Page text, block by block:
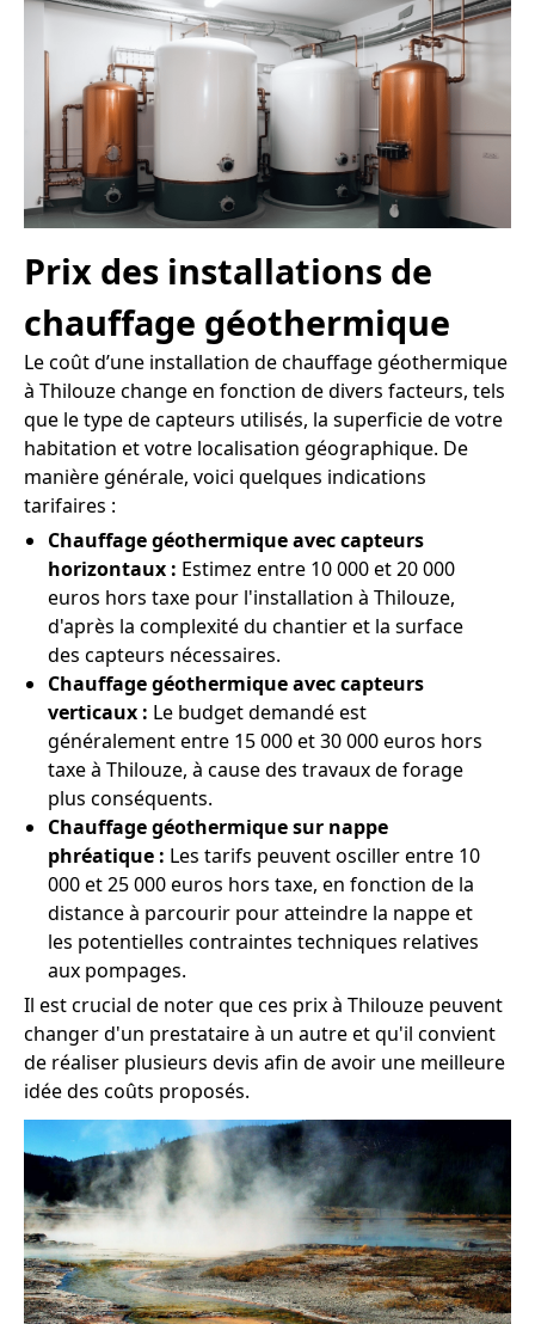
Prix des installations de
chauffage géothermique
Le coût d’une installation de chauffage géothermique
à Thilouze change en fonction de divers facteurs, tels
que le type de capteurs utilisés, la superficie de votre
habitation et votre localisation géographique. De
manière générale, voici quelques indications
tarifaires :
Chauffage géothermique avec capteurs
horizontaux : Estimez entre 10 000 et 20 000
euros hors taxe pour l'installation à Thilouze,
d'après la complexité du chantier et la surface
des capteurs nécessaires.
Chauffage géothermique avec capteurs
verticaux : Le budget demandé est
généralement entre 15 000 et 30 000 euros hors
taxe à Thilouze, à cause des travaux de forage
plus conséquents.
Chauffage géothermique sur nappe
phréatique : Les tarifs peuvent osciller entre 10
000 et 25 000 euros hors taxe, en fonction de la
distance à parcourir pour atteindre la nappe et
les potentielles contraintes techniques relatives
aux pompages.
Il est crucial de noter que ces prix à Thilouze peuvent
changer d'un prestataire à un autre et qu'il convient
de réaliser plusieurs devis afin de avoir une meilleure
idée des coûts proposés.